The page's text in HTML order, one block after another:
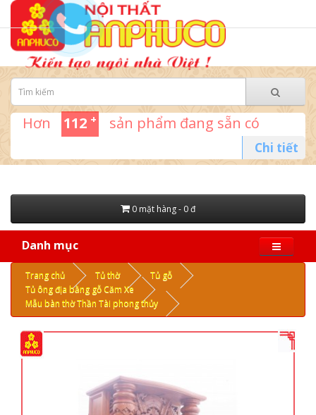
Hơn 112 + sản phẩm đang sẵn có
Chi tiết
0 mặt hàng - 0 đ
Danh mục
Trang chủ Tủ thờ
Tủ gỗ
Tủ ông địa bằng gỗ Căm Xe
Mẫu bàn thờ Thần Tài phong thủy